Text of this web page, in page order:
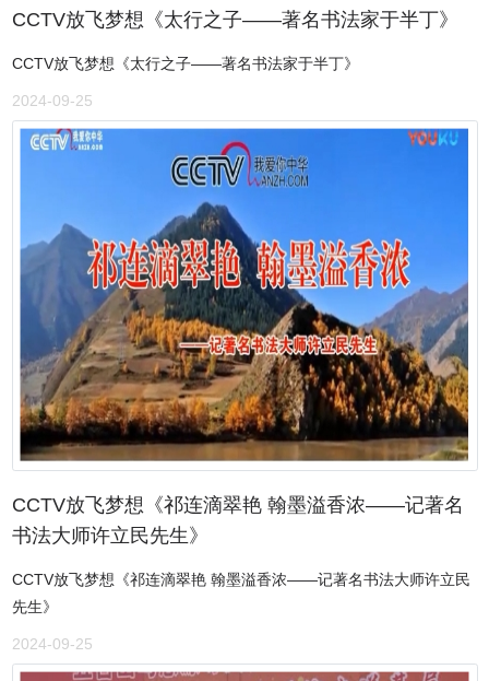
CCTV放飞梦想《太行之子——著名书法家于半丁》
CCTV放飞梦想《太行之子——著名书法家于半丁》
2024-09-25
CCTV放飞梦想《祁连滴翠艳 翰墨溢香浓——记著名
书法大师许立民先生》
CCTV放飞梦想《祁连滴翠艳 翰墨溢香浓——记著名书法大师许立民
先生》
2024-09-25